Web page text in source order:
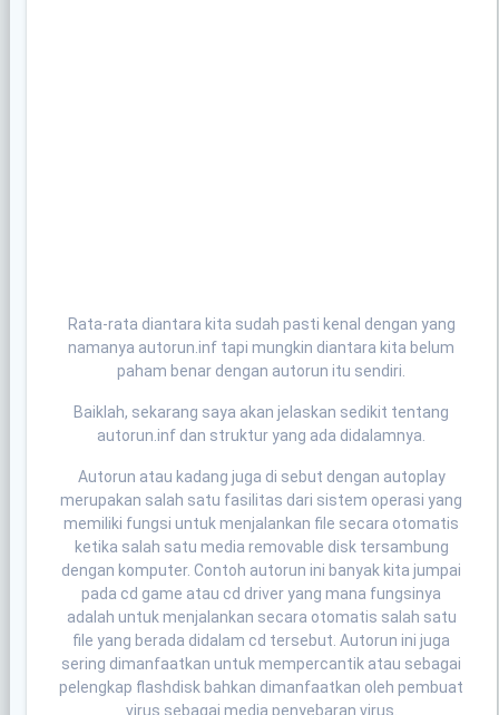
Rata-rata diantara kita sudah pasti kenal dengan yang
namanya autorun.inf tapi mungkin diantara kita belum
paham benar dengan autorun itu sendiri.
Baiklah, sekarang saya akan jelaskan sedikit tentang
autorun.inf dan struktur yang ada didalamnya.
Autorun atau kadang juga di sebut dengan autoplay
merupakan salah satu fasilitas dari sistem operasi yang
memiliki fungsi untuk menjalankan file secara otomatis
ketika salah satu media removable disk tersambung
dengan komputer. Contoh autorun ini banyak kita jumpai
pada cd game atau cd driver yang mana fungsinya
adalah untuk menjalankan secara otomatis salah satu
file yang berada didalam cd tersebut. Autorun ini juga
sering dimanfaatkan untuk mempercantik atau sebagai
pelengkap flashdisk bahkan dimanfaatkan oleh pembuat
virus sebagai media penyebaran virus.